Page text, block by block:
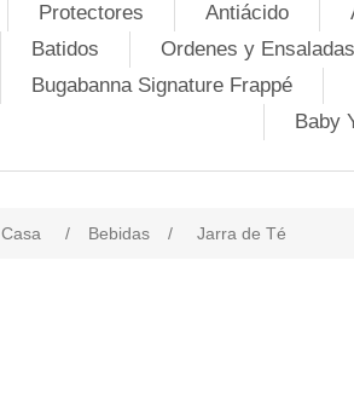
Protectores
Antiácido
Batidos
Ordenes y Ensaladas
Bugabanna Signature Frappé
Baby
Casa / Bebidas / Jarra de Té